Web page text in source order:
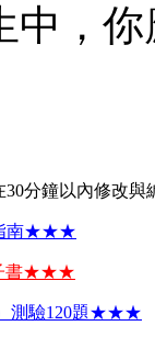
中，
分鐘以內修改
南★★★
書★★★
測驗120題★★★